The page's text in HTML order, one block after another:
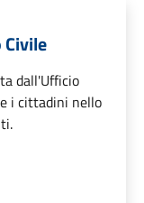
dall'Ufficio
i cittadini nello